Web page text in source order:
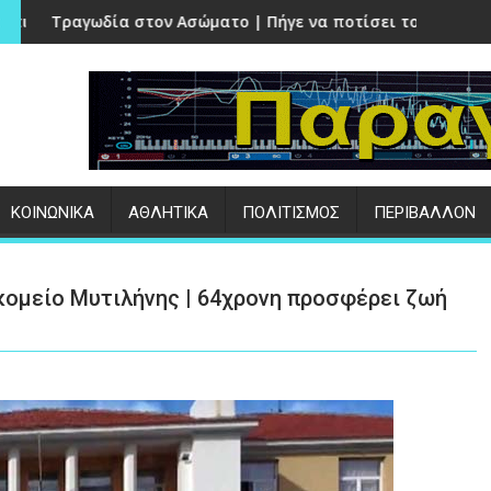
της Μυτιλήνης | ΑΝΑΛΥΤΙΚΑ
Ασώματο | Πήγε να ποτίσει το κτήμα του και βρέθηκε
«ΟΣΔΕ 2026» | Στην ΑΑΔΕ
ΚΟΙΝΩΝΙΚΑ ΑΘΛΗΤΙΚΑ ΠΟΛΙΤΙΣΜΟΣ ΠΕΡΙΒΑΛΛΟΝ
Μυτιλήνης | 64χρονη προσφέρει ζωή